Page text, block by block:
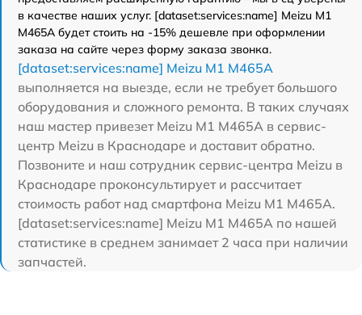
в качестве наших услуг. [dataset:services:name] Meizu M1
M465A будет стоить на -15% дешевле при оформлении
заказа на сайте через форму заказа звонка.
[dataset:services:name] Meizu M1 M465A
выполняется на выезде, если не требует большого
оборудования и сложного ремонта. В таких случаях
наш мастер привезет Meizu M1 M465A в сервис-
центр Meizu в Краснодаре и доставит обратно.
Позвоните и наш сотрудник сервис-центра Meizu в
Краснодаре проконсультирует и рассчитает
стоимость работ над смартфона Meizu M1 M465A.
[dataset:services:name] Meizu M1 M465A по нашей
статистике в среднем занимает 2 часа при наличии
запчастей.